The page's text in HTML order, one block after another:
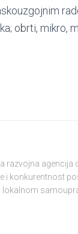
obrti, mikro,
razvojna
i konkurentnost